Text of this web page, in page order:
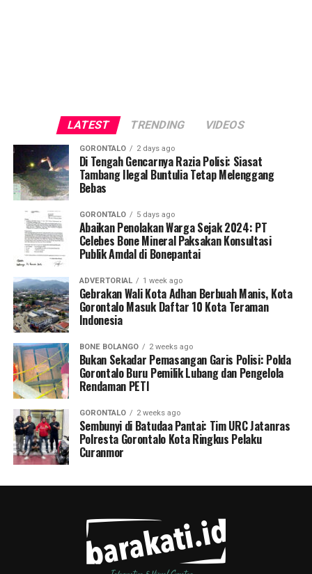
LATEST TRENDING VIDEOS
GORONTALO 2 days ago
Di Tengah Gencarnya Razia Polisi: Siasat
Tambang Ilegal Buntulia Tetap Melenggang
Bebas
GORONTALO 5 days ago
Abaikan Penolakan Warga Sejak 2024: PT
Celebes Bone Mineral Paksakan Konsultasi
Publik Amdal di Bonepantai
ADVERTORIAL 1 week ago
Gebrakan Wali Kota Adhan Berbuah Manis, Kota
Gorontalo Masuk Daftar 10 Kota Teraman
Indonesia
BONE BOLANGO 2 weeks ago
Bukan Sekadar Pemasangan Garis Polisi: Polda
Gorontalo Buru Pemilik Lubang dan Pengelola
Rendaman PETI
GORONTALO 2 weeks ago
Sembunyi di Batudaa Pantai: Tim URC Jatanras
Polresta Gorontalo Kota Ringkus Pelaku
Curanmor